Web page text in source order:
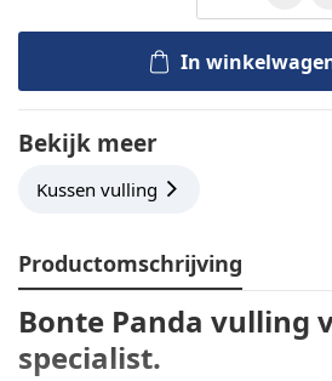
In
Bekijk meer
Kussen vulling
Productomschrijving
Bonte Panda vulling
specialist.